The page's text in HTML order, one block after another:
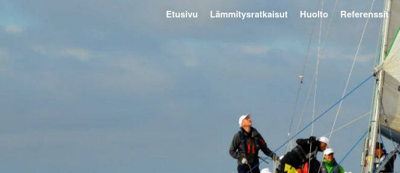
Etusivu Lämmitysratkaisut Huolto Referenssit